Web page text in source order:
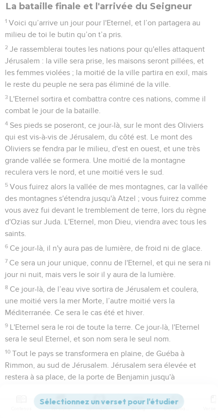
La bataille finale et l'arrivée du Seigneur
1 Voici qu’arrive un jour pour l'Eternel, et l’on partagera au
milieu de toi le butin qu’on t’a pris.
2 Je rassemblerai toutes les nations pour qu'elles attaquent
Jérusalem : la ville sera prise, les maisons seront pillées, et
les femmes violées ; la moitié de la ville partira en exil, mais
le reste du peuple ne sera pas éliminé de la ville.
3 L'Eternel sortira et combattra contre ces nations, comme il
combat le jour de la bataille.
4 Ses pieds se poseront, ce jour-là, sur le mont des Oliviers
qui est vis-à-vis de Jérusalem, du côté est. Le mont des
Oliviers se fendra par le milieu, d'est en ouest, et une très
grande vallée se formera. Une moitié de la montagne
reculera vers le nord, et une moitié vers le sud.
5 Vous fuirez alors la vallée de mes montagnes, car la vallée
des montagnes s'étendra jusqu'à Atzel ; vous fuirez comme
vous avez fui devant le tremblement de terre, lors du règne
d'Ozias sur Juda. L'Eternel, mon Dieu, viendra avec tous les
saints.
6 Ce jour-là, il n'y aura pas de lumière, de froid ni de glace.
7 Ce sera un jour unique, connu de l'Eternel, et qui ne sera ni
jour ni nuit, mais vers le soir il y aura de la lumière.
8 Ce jour-là, de l’eau vive sortira de Jérusalem et coulera,
une moitié vers la mer Morte, l’autre moitié vers la
Méditerranée. Ce sera le cas été et hiver.
9 L'Eternel sera le roi de toute la terre. Ce jour-là, l'Eternel
sera le seul Eternel, et son nom sera le seul nom.
10 Tout le pays se transformera en plaine, de Guéba à
Rimmon, au sud de Jérusalem. Jérusalem sera élevée et
restera à sa place, de la porte de Benjamin jusqu'à
angles, et de la tour de Hananeel jusqu'aux pressoirs du roi.
Versions Commentaires Strong